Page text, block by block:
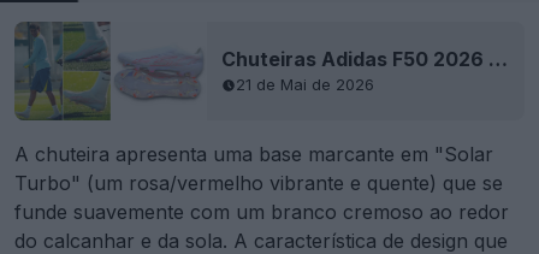
Chuteiras Adidas F50 2026 Hyperfast de próxima geração - Protótipo para jogadores - Não disponível
21 de Mai de 2026
A chuteira apresenta uma base marcante em "Solar
Turbo" (um rosa/vermelho vibrante e quente) que se
funde suavemente com um branco cremoso ao redor
do calcanhar e da sola. A característica de design que